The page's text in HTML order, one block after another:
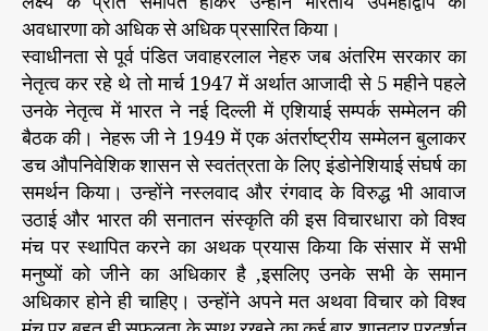
अवधारणा को अधिक से अधिक प्रसारित किया।
स्वाधीनता से पूर्व पंडित जवाहरलाल नेहरु जब अंतरिम सरकार का
नेतृत्व कर रहे थे तो मार्च 1947 में अर्थात आजादी से 5 महीने पहले
उनके नेतृत्व में भारत ने नई दिल्ली में एशियाई सम्पर्क सम्मेलन की
बैठक की। नेहरू जी ने 1949 में एक अंतर्राष्ट्रीय सम्मेलन बुलाकर
डच औपनिवेशिक शासन से स्वतंत्रता के लिए इंडोनेशियाई संघर्ष का
समर्थन किया। उन्होंने नस्लवाद और रंगवाद के विरुद्ध भी आवाज
उठाई और भारत की सनातन संस्कृति की इस विचारधारा को विश्व
मंच पर स्थापित करने का अथक प्रयास किया कि संसार में सभी
मनुष्यों को जीने का अधिकार है ,इसलिए उनके सभी के समान
अधिकार होने ही चाहिए। उन्होंने अपने मत अथवा विचार को विश्व